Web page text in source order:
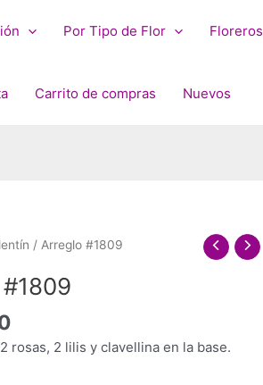
Por Tipo de Flor Floreros
Carrito de compras Nuevos
/ Arreglo #1809
rosas, 2 lilis y clavellina en la base.